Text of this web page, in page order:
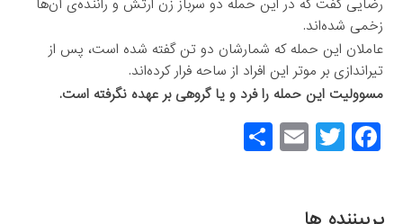
رضایی گفت که در این حمله دو سرباز زن ارتش و راننده‌ی آن‌ها
زخمی شده‌اند.
عاملان این حمله که شمارشان دو تن گفته شده‌ است، پس از
تیراندازی بر موتر این افراد از ساحه فرار کرده‌اند.
مسوولیت این حمله را فرد و یا گروهی بر عهده نگرفته است.
F
a
T
wi
E
m